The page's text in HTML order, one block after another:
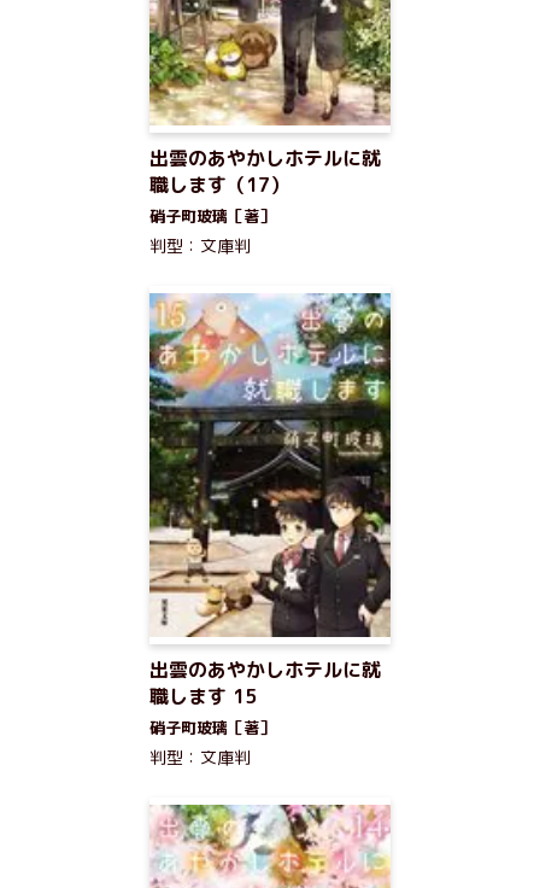
出雲のあやかしホテルに就
職します（17）
硝子町玻璃［著］
判型：文庫判
出雲のあやかしホテルに就
職します 15
硝子町玻璃［著］
判型：文庫判